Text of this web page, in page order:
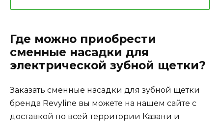
Где можно приобрести
сменные насадки для
электрической зубной щетки?
Заказать сменные насадки для зубной щетки
бренда Revyline вы можете на нашем сайте с
доставкой по всей территории Казани и